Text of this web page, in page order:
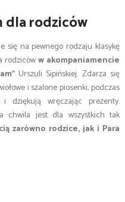
dla rodziców
się na pewnego rodzaju klasykę
rodzicóww akompaniamencie
Urszuli Sipińskiej. Zdarza się
i szalone piosenki, podczas
wręczając prezenty.
chwila jest dla wszystkich tak
zarówno rodzice, jak i Para